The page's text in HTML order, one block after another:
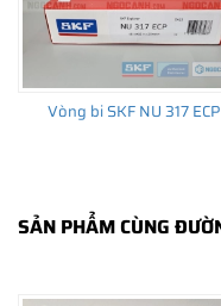
THÔNG TIN HỮU ÍCH
Vòng bi SKF chính hãng,
Xuất xứ vòng bi SKF
•Chất lượng vòng bi SKF
Vòng bi SKF NU 317 ECP
SẢN PHẨM CÙNG